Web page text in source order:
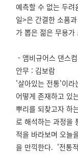
예측할 수 없는 두
일>은 간결한 소품
가 뽑은 젊은 무용가
- 앰비규어스 댄스
안무 : 김보람
'살아있는 전통'이라
어떻게 존재하고 있
뿌리를 되찾고자 하
로 해석하는 과정을
적을 바라보며 오늘
을 만끽한다. '전통